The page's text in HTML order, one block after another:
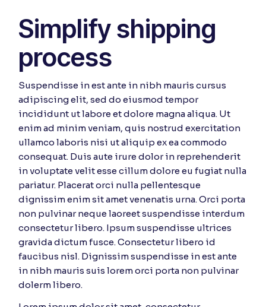
Simplify shipping
process
Suspendisse in est ante in nibh mauris cursus
adipiscing elit, sed do eiusmod tempor
incididunt ut labore et dolore magna aliqua. Ut
enim ad minim veniam, quis nostrud exercitation
ullamco laboris nisi ut aliquip ex ea commodo
consequat. Duis aute irure dolor in reprehenderit
in voluptate velit esse cillum dolore eu fugiat nulla
pariatur. Placerat orci nulla pellentesque
dignissim enim sit amet venenatis urna. Orci porta
non pulvinar neque laoreet suspendisse interdum
consectetur libero. Ipsum suspendisse ultrices
gravida dictum fusce. Consectetur libero id
faucibus nisl. Dignissim suspendisse in est ante
in nibh mauris suis lorem orci porta non pulvinar
dolerm libero.